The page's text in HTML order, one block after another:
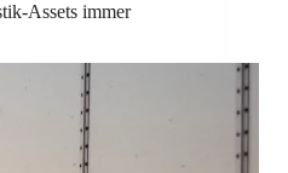
Assets immer